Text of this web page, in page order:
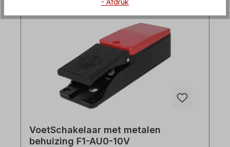
productfoto's zijn vrijblijvende voorbeelden!
VoetSchakelaar met metalen
behuizing F1-AU0-10V